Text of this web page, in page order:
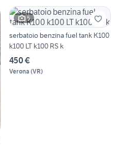
5
serbatoio benzina fuel tank K100
k100 LT k100 RS k
450 €
Verona (VR)